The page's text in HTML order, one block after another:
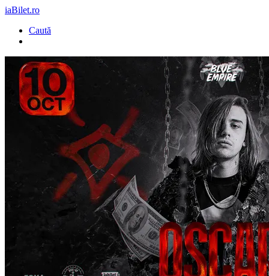
iaBilet.ro
Caută